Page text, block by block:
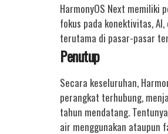
HarmonyOS Next memiliki
fokus pada konektivitas,
terutama di pasar-pasar
Penutup
Secara keseluruhan,
perangkat terhubung,
tahun mendatang.
air menggunakan ataupun